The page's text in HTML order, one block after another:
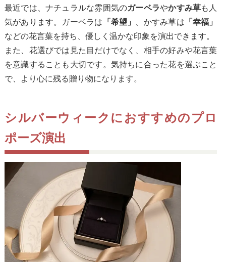
最近では、ナチュラルな雰囲気のガーベラやかすみ草も人
気があります。ガーベラは 「希望」 、かすみ草は 「幸福」
などの花言葉を持ち、優しく温かな印象を演出できます。
また、花選びでは見た目だけでなく、相手の好みや花言葉
を意識することも大切です。気持ちに合った花を選ぶこと
で、より心に残る贈り物になります。
シルバーウィークにおすすめのプロ
ポーズ演出